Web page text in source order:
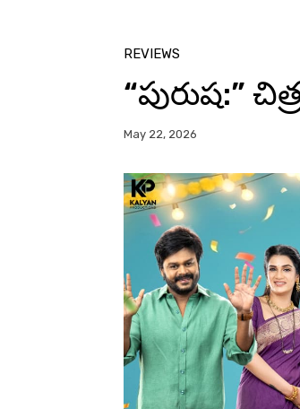
REVIEWS
“పురుష:”
May 22, 2026